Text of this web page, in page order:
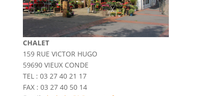
CHALET
159 RUE VICTOR HUGO
59690 VIEUX CONDE
TEL : 03 27 40 21 17
FAX : 03 27 40 50 14